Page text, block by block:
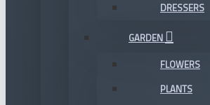
DRESSERS
GARDEN
FLOWERS
PLANTS